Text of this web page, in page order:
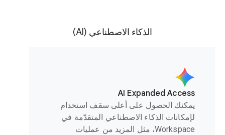
الذكاء الاصطناعي (AI)
AI Expanded Access
يمكنك الحصول على أعلى سقف استخدام
لإمكانات الذكاء الاصطناعي المتقدّمة في
Workspace، مثل المزيد من عمليات